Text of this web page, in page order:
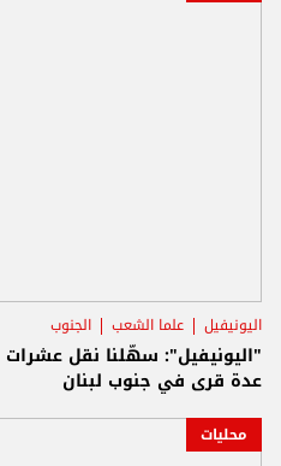
اليونيفيل علما الشعب الجنوب
"اليونيفيل": سهّلنا نقل عشرات
عدة قرى في جنوب لبنان
محليات